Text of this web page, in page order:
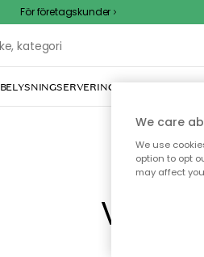
För företagskunder
BELYSNINGSERVERING INREDNING
Vi
We care
We use
option to opt
may affect